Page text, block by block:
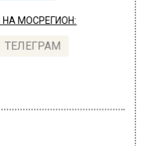
МОСРЕГИОН:
ТЕЛЕГРАМ